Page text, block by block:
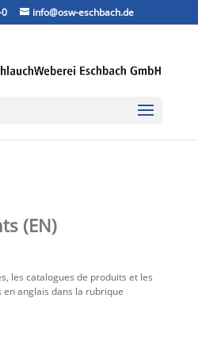
info@osw-eschbach.de
(EN)
les catalogues de produits et les
anglais dans la rubrique